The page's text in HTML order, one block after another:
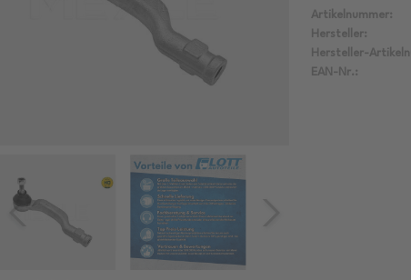
Artikelnummer:
Hersteller:
Hersteller-
EAN-Nr.: